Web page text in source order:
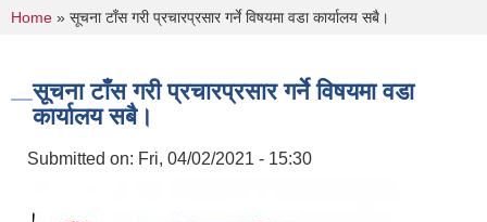
You are here
Home » सूचना टाँस गरी प्रचारप्रसार गर्ने विषयमा वडा कार्यालय सबै।
सूचना टाँस गरी प्रचारप्रसार गर्ने विषयमा वडा
कार्यालय सबै।
Submitted on: Fri, 04/02/2021 - 15:30